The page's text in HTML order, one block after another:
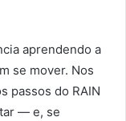
aprendendo a
se mover. Nos
passos do RAIN
— e, se